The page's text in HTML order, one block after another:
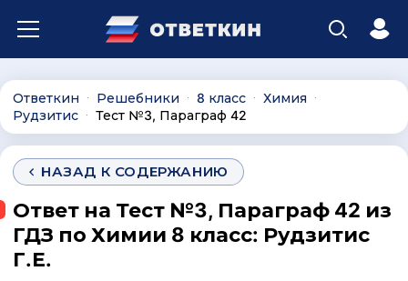
Ответкин ∙ Решебники ∙ 8 класс ∙ Химия ∙
Рудзитис ∙ Тест №3, Параграф 42
НАЗАД К СОДЕРЖАНИЮ
Ответ на Тест №3, Параграф 42 из
ГДЗ по Химии 8 класс: Рудзитис
Г.Е.